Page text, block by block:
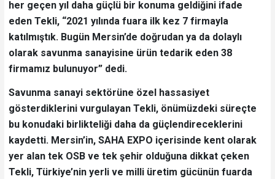
her geçen yıl daha güçlü bir konuma geldiğini ifade
eden Tekli, “2021 yılında fuara ilk kez 7 firmayla
katılmıştık. Bugün Mersin’de doğrudan ya da dolaylı
olarak savunma sanayisine ürün tedarik eden 38
firmamız bulunuyor” dedi.
Savunma sanayi sektörüne özel hassasiyet
gösterdiklerini vurgulayan Tekli, önümüzdeki süreçte
bu konudaki birlikteliği daha da güçlendireceklerini
kaydetti. Mersin’in, SAHA EXPO içerisinde kent olarak
yer alan tek OSB ve tek şehir olduğuna dikkat çeken
Tekli, Türkiye’nin yerli ve milli üretim gücünün fuarda